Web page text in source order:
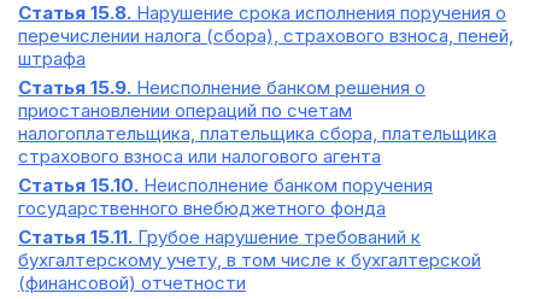
Статья 15.8. Нарушение срока исполнения поручения о
перечислении налога (сбора), страхового взноса, пеней,
штрафа
Статья 15.9. Неисполнение банком решения о
приостановлении операций по счетам
налогоплательщика, плательщика сбора, плательщика
страхового взноса или налогового агента
Статья 15.10. Неисполнение банком поручения
государственного внебюджетного фонда
Статья 15.11. Грубое нарушение требований к
бухгалтерскому учету, в том числе к бухгалтерской
(финансовой) отчетности